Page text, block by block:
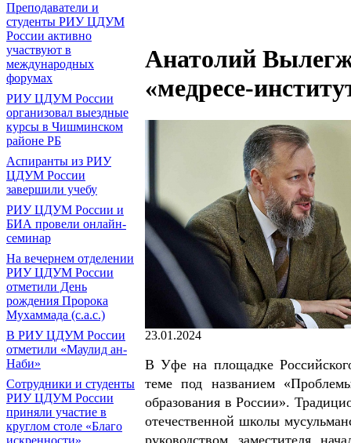
Преподаватели и
студенты РИУ ЦДУМ
России активно
участвуют в
международных
форумах
РИУ ЦДУМ России
организовал выездные
курсы в Чишминском
районе РБ
Аспиранты из РИУ
ЦДУМ России
завершили учебу
РИУ ЦДУМ России и
БИА провели онлайн-
семинар
На вечернем отделении
РИУ ЦДУМ России
отметили День
рождения Пророка
Мухаммада (с.а.с.)
В РИУ ЦДУМ России
отметили «Маулид ан-
Наби»
Сотрудники и студенты
РИУ ЦДУМ России
приняли участие в
круглом столе «Благо
искренности»
Анатолий
«медресе-
23.01.2024
В Уфе на площадке
теме под названием
образования в России».
отечественной школы
руководством заместителя